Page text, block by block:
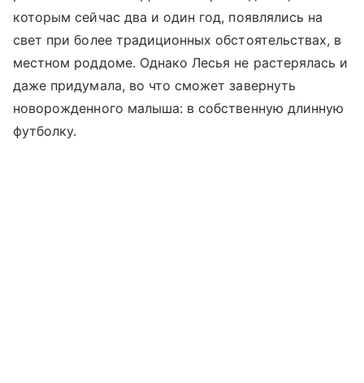
которым сейчас два и один год, появлялись на
свет при более традиционных обстоятельствах, в
местном роддоме. Однако Лесья не растерялась и
даже придумала, во что сможет завернуть
новорожденного малыша: в собственную длинную
футболку.